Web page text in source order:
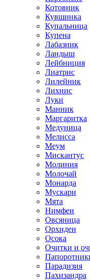
Котовник
Кувшинка
Купальница
Купена
Лабазник
Ландыш
Лейбниция
Лиатрис
Лилейник
Лихнис
Луки
Манник
Маргаритка
Медуница
Мелисса
Меум
Мискантус
Молиния
Молочай
Монарда
Мускари
Мята
Нимфеи
Овсяница
Орхидеи
Осока
Очитки и
Парадизия
Пахизандра